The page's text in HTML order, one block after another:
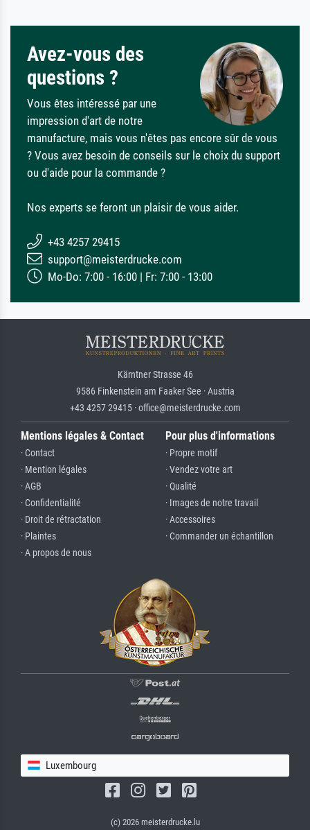
Avez-vous des
questions ?
Vous êtes intéressé par une
impression d'art de notre
manufacture, mais vous n'êtes pas encore sûr de vous
? Vous avez besoin de conseils sur le choix du support
ou d'aide pour la commande ?
Nos experts se feront un plaisir de vous aider.
+43 4257 29415
support@meisterdrucke.com
Mo-Do: 7:00 - 16:00 | Fr: 7:00 - 13:00
Kärntner Strasse 46
9586 Finkenstein am Faaker See · Austria
+43 4257 29415 · office@meisterdrucke.com
Mentions légales & Contact
· Contact
· Mention légales
· AGB
· Confidentialité
· Droit de rétractation
· Plaintes
· A propos de nous
Pour plus d'informations
· Propre motif
· Vendez votre art
· Qualité
· Images de notre travail
· Accessoires
· Commander un échantillon
Luxembourg
(c) 2026 meisterdrucke.lu